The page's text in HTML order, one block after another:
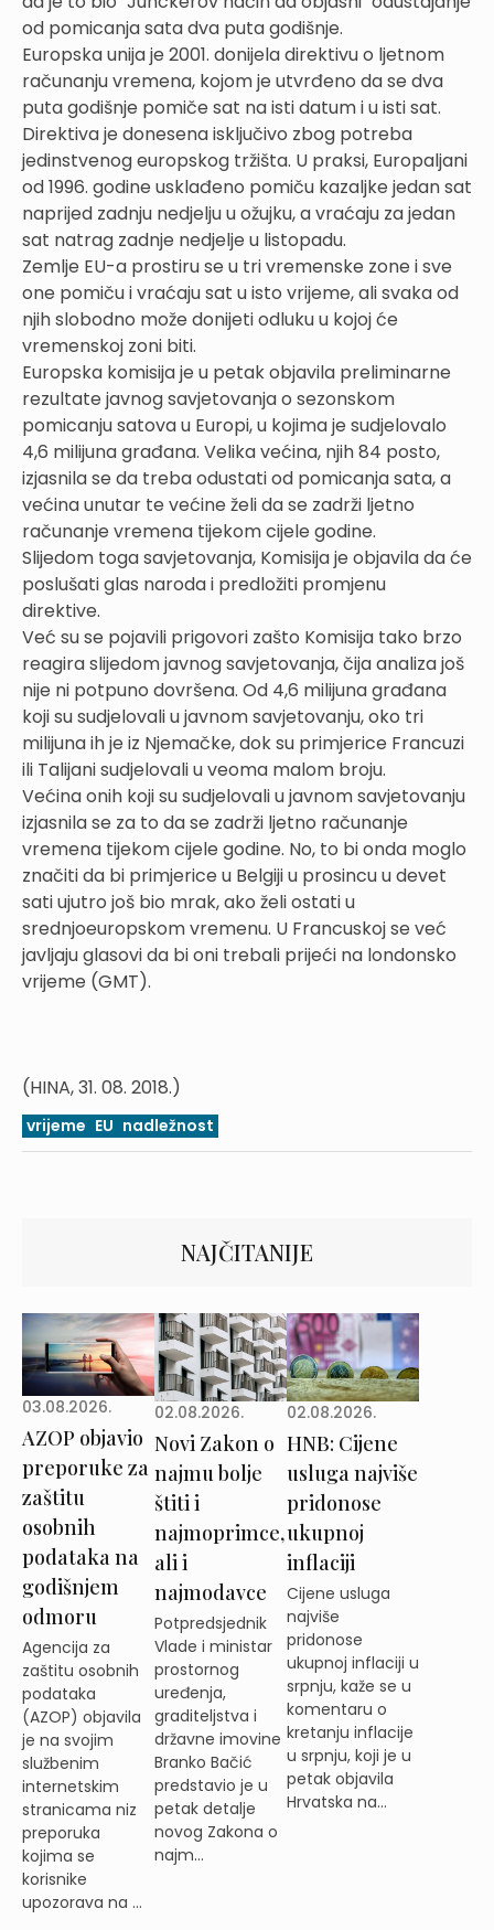
od pomicanja sata dva puta godišnje.
Europska unija je 2001. donijela direktivu o ljetnom
računanju vremena, kojom je utvrđeno da se dva
puta godišnje pomiče sat na isti datum i u isti sat.
Direktiva je donesena isključivo zbog potreba
jedinstvenog europskog tržišta. U praksi, Europaljani
od 1996. godine usklađeno pomiču kazaljke jedan sat
naprijed zadnju nedjelju u ožujku, a vraćaju za jedan
sat natrag zadnje nedjelje u listopadu.
Zemlje EU-a prostiru se u tri vremenske zone i sve
one pomiču i vraćaju sat u isto vrijeme, ali svaka od
njih slobodno može donijeti odluku u kojoj će
vremenskoj zoni biti.
Europska komisija je u petak objavila preliminarne
rezultate javnog savjetovanja o sezonskom
pomicanju satova u Europi, u kojima je sudjelovalo
4,6 milijuna građana. Velika većina, njih 84 posto,
izjasnila se da treba odustati od pomicanja sata, a
većina unutar te većine želi da se zadrži ljetno
računanje vremena tijekom cijele godine.
Slijedom toga savjetovanja, Komisija je objavila da će
poslušati glas naroda i predložiti promjenu
direktive.
Već su se pojavili prigovori zašto Komisija tako brzo
reagira slijedom javnog savjetovanja, čija analiza još
nije ni potpuno dovršena. Od 4,6 milijuna građana
koji su sudjelovali u javnom savjetovanju, oko tri
milijuna ih je iz Njemačke, dok su primjerice Francuzi
ili Talijani sudjelovali u veoma malom broju.
Većina onih koji su sudjelovali u javnom savjetovanju
izjasnila se za to da se zadrži ljetno računanje
vremena tijekom cijele godine. No, to bi onda moglo
značiti da bi primjerice u Belgiji u prosincu u devet
sati ujutro još bio mrak, ako želi ostati u
srednjoeuropskom vremenu. U Francuskoj se već
javljaju glasovi da bi oni trebali prijeći na londonsko
vrijeme (GMT).
(HINA, 31. 08. 2018.)
vrijeme EU nadležnost
NAJČITANIJE
03.08.2026.
AZOP objavio
preporuke za
zaštitu
osobnih
podataka na
godišnjem
odmoru
Agencija za
zaštitu osobnih
podataka
(AZOP) objavila
je na svojim
službenim
internetskim
stranicama niz
preporuka
kojima se
korisnike
upozorava na ...
02.08.2026.
Novi Zakon o
najmu bolje
štiti i
najmoprimce,
ali i
najmodavce
Potpredsjednik
Vlade i ministar
prostornog
uređenja,
graditeljstva i
državne imovine
Branko Bačić
predstavio je u
petak detalje
novog Zakona o
najm...
02.08.2026.
HNB: Cijene
usluga najviše
pridonose
ukupnoj
inflaciji
Cijene usluga
najviše
pridonose
ukupnoj inflaciji u
srpnju, kaže se u
komentaru o
kretanju inflacije
u srpnju, koji je u
petak objavila
Hrvatska na...